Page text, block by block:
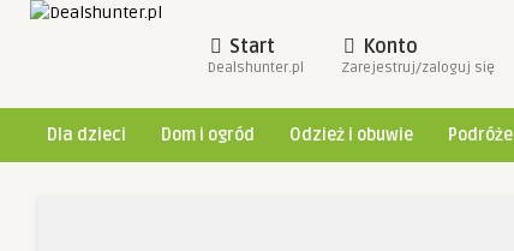
Start
Dealshunter.pl
Konto
Zarejestruj/zaloguj się
Dla dzieci Dom i ogród Odzież i obuwie Podróże